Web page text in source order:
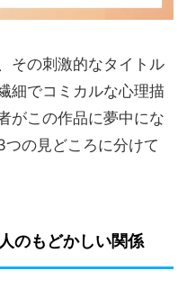
その刺激的なタイトル
細でコミカルな心理描
がこの作品に夢中にな
の見どころに分けて
のもどかしい関係